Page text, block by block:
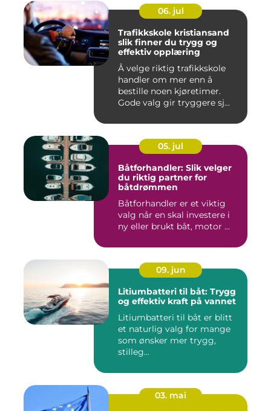
06. jul
Trafikkskole kristiansand
slik finner du trygg og
effektiv opplæring
Å velge riktig trafikkskole
handler om mer enn å
bestille noen kjøretimer.
Gode valg gir tryggere sj...
05. jul
Båtforhandler: Slik velger
du riktig partner for
båtdrømmen
Båtforhandler er et viktig
valg når en skal investere i
ny eller brukt båt, motor ...
09. jun
Litiumbatteri til båt: Trygg
og effektiv kraft på vannet
Litiumbatteri til båt er blitt
et naturlig valg for mange
som ønsker mer trygg,
stilleg...
03. mai